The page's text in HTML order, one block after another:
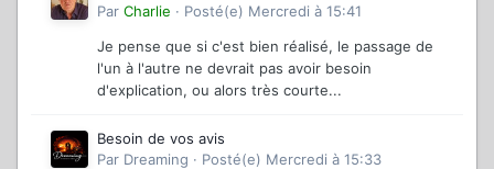
Par Charlie · Posté(e) Mercredi à 15:41
Je pense que si c'est bien réalisé, le passage de
l'un à l'autre ne devrait pas avoir besoin
d'explication, ou alors très courte...
Besoin de vos avis
Par Dreaming · Posté(e) Mercredi à 15:33